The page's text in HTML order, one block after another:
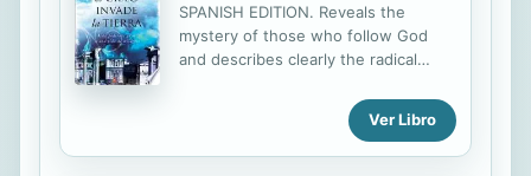
be setting the stage for his future
spiritual life. "Pamphlet" This item is
not returnable.
SPANISH EDITION. Reveals the
mystery of those who follow God
and describes clearly the radical
the same time, it discovers the
personal description of a God
chaser. Get ready; you might
Ver Libro